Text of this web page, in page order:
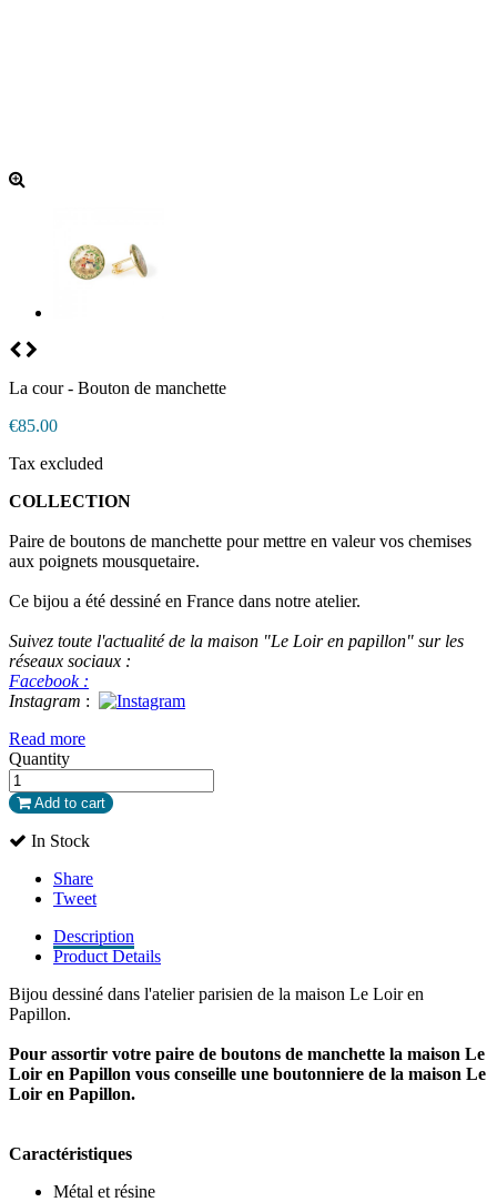
La cour - Bouton de manchette
€85.00
Tax excluded
COLLECTION
Paire de boutons de manchette pour mettre en valeur vos chemises
aux poignets mousquetaire.
Ce bijou a été dessiné en France dans notre atelier.
Suivez toute l'actualité de la maison "Le Loir en papillon" sur les
réseaux sociaux :
Facebook :
Instagram :
Read more
Quantity
Add to cart
In Stock
Share
Tweet
Description
Product Details
Bijou dessiné dans l'atelier parisien de la maison Le Loir en
Papillon.
Pour assortir votre paire de boutons de manchette la maison Le
Loir en Papillon vous conseille une boutonniere de la maison Le
Loir en Papillon.
Caractéristiques
Métal et résine